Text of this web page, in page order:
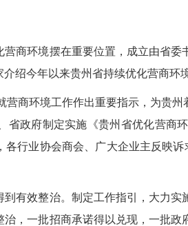
环境摆在重要位置，成立由省委
绍今年以来贵州省持续优化营商环
环境工作作出重要指示，为贵州
省政府制定实施《贵州省优化营商
行业协会商会、广大企业主反映
效整治。制定工作指引，大力实
，一批招商承诺得以兑现，一批